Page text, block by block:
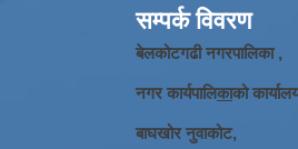
सम्पर्क विवरण
बेलकोटगढी नगरपालिका ,
नगर कार्यपालिकाको
बाघखोर नुवाकोट,